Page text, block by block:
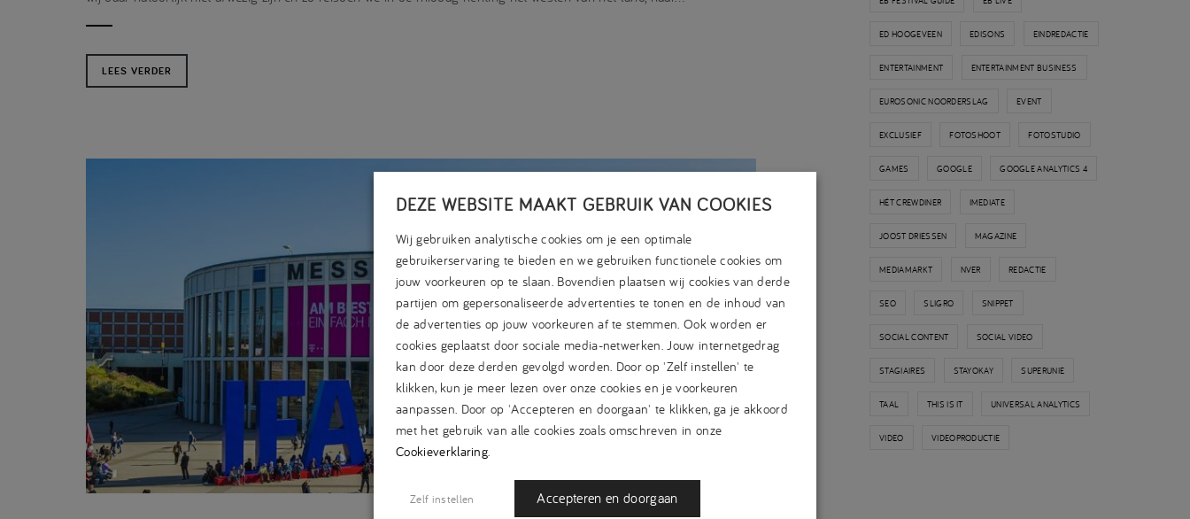
LEES VERDER
ED HOOGEVEEN EDISONS EINDREDACTIE
ENTERTAINMENT ENTERTAINMENT BUSINESS
EUROSONIC NOORDERSLAG EVENT
EXCLUSIEF FOTOSHOOT FOTOSTUDIO
GAMES GOOGLE GOOGLE ANALYTICS 4
HÉT CREWDINER IMEDIATE
JOOST DRIESSEN MAGAZINE
MEDIAMARKT NVER REDACTIE
SEO SLIGRO SNIPPET
SOCIAL CONTENT SOCIAL VIDEO
STAGIAIRES STAYOKAY SUPERUNIE
TAAL THIS IS IT UNIVERSAL ANALYTICS
VIDEO VIDEOPRODUCTIE
DEZE WEBSITE MAAKT GEBRUIK VAN COOKIES
Wij gebruiken analytische cookies om je een optimale
gebruikerservaring te bieden en we gebruiken functionele cookies om
jouw voorkeuren op te slaan. Bovendien plaatsen wij cookies van derde
partijen om gepersonaliseerde advertenties te tonen en de inhoud van
de advertenties op jouw voorkeuren af te stemmen. Ook worden er
cookies geplaatst door sociale media-netwerken. Jouw internetgedrag
kan door deze derden gevolgd worden. Door op 'Zelf instellen' te
klikken, kun je meer lezen over onze cookies en je voorkeuren
aanpassen. Door op 'Accepteren en doorgaan' te klikken, ga je akkoord
met het gebruik van alle cookies zoals omschreven in onze
Cookieverklaring.
Zelf instellen Accepteren en doorgaan